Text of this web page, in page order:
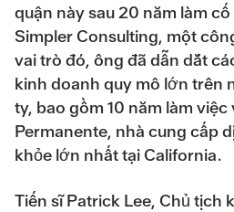
quận này sau 20 năm làm
Simpler Consulting, một
vai trò đó, ông đã dẫn dắt
kinh doanh quy mô lớn trên
ty, bao gồm 10 năm làm việc
Permanente, nhà cung cấp
khỏe lớn nhất tại California.
Tiến sĩ Patrick Lee, Chủ tịch